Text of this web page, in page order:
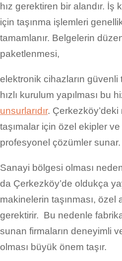
hız gerektiren bir alandır. İş
için taşınma işlemleri
tamamlanır. Belgelerin
paketlenmesi,
elektronik cihazların güvenli
hızlı kurulum yapılması bu
unsurlarıdır. Çerkezköy’deki
taşımalar için özel ekipler
profesyonel çözümler sunar.
Sanayi bölgesi olması
da Çerkezköy’de oldukça
makinelerin taşınması, özel
gerektirir. Bu nedenle fabrika
sunan firmaların deneyimli
olması büyük önem taşır.